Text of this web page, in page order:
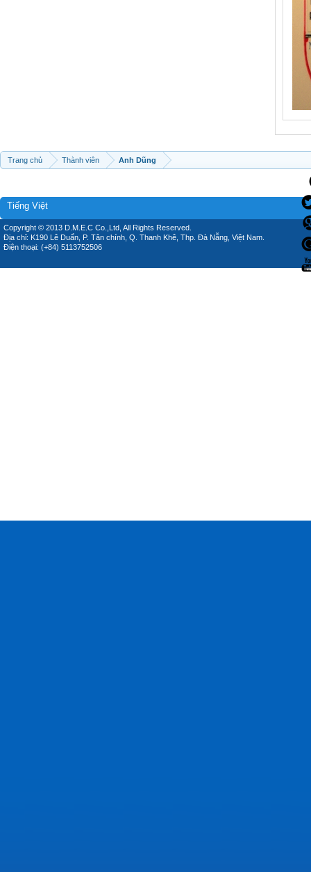
Trang chủ Thành viên Anh Dũng
Tiếng Việt
Copyright © 2013 D.M.E.C Co.,Ltd, All Rights Reserved.
Địa chỉ: K190 Lê Duẩn, P. Tân chính, Q. Thanh Khê, Thp. Đà Nẵng, Việt Nam.
Điện thoại: (+84) 5113752506